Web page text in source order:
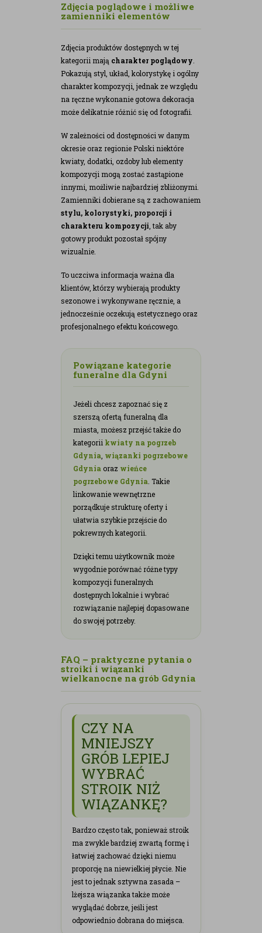
Zdjęcia poglądowe i możliwe
zamienniki elementów
Zdjęcia produktów dostępnych w tej
kategorii mają charakter poglądowy
Pokazują styl, układ, kolorystykę i ogólny
charakter kompozycji, jednak ze względu
na ręczne wykonanie gotowa dekoracja
może delikatnie różnić się od fotografii.
W zależności od dostępności w danym
okresie oraz regionie Polski niektóre
kwiaty, dodatki, ozdoby lub elementy
kompozycji mogą zostać zastąpione
innymi, możliwie najbardziej zbliżonymi.
Zamienniki dobierane są z zachowaniem
stylu, kolorystyki, proporcji i
charakteru kompozycji , tak aby
gotowy produkt pozostał spójny
wizualnie.
To uczciwa informacja ważna dla
klientów, którzy wybierają produkty
sezonowe i wykonywane ręcznie, a
jednocześnie oczekują estetycznego oraz
profesjonalnego efektu końcowego.
Powiązane kategorie
funeralne dla Gdyni
Jeżeli chcesz zapoznać się z
szerszą ofertą funeralną dla
miasta, możesz przejść także do
kategorii kwiaty na pogrzeb
Gdynia wiązanki pogrzebowe
Gdynia oraz wieńce
pogrzebowe Gdynia . Takie
linkowanie wewnętrzne
porządkuje strukturę oferty i
ułatwia szybkie przejście do
pokrewnych kategorii.
Dzięki temu użytkownik może
wygodnie porównać różne typy
kompozycji funeralnych
dostępnych lokalnie i wybrać
rozwiązanie najlepiej dopasowane
do swojej potrzeby.
FAQ – praktyczne pytania o
stroiki i wiązanki
wielkanocne na grób Gdynia
CZY NA
MNIEJSZY
GRÓB LEPIEJ
WYBRAĆ
STROIK NIŻ
WIĄZANKĘ?
Bardzo często tak, ponieważ stroik
ma zwykle bardziej zwartą formę i
łatwiej zachować dzięki niemu
proporcję na niewielkiej płycie. Nie
jest to jednak sztywna zasada –
lżejsza wiązanka także może
wyglądać dobrze, jeśli jest
odpowiednio dobrana do miejsca.